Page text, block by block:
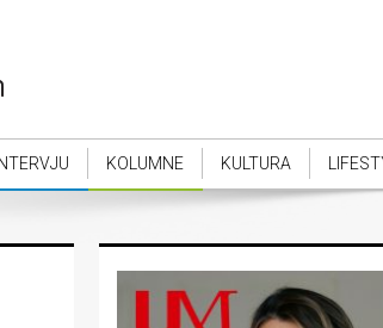
INTERVJU KOLUMNE KULTURA